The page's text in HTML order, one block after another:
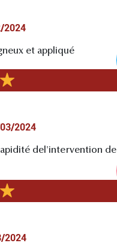
2024
et appliqué
2024
del'intervention de
2024